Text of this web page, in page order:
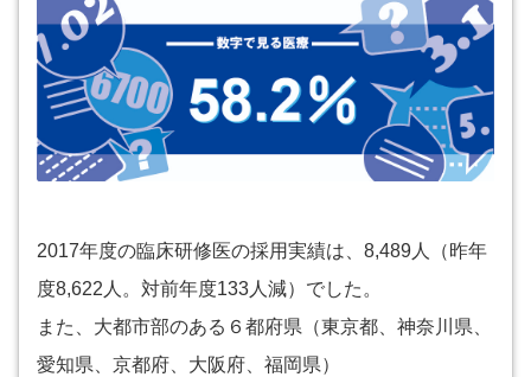
2017年度の臨床研修医の採用実績は、8,489人（昨年
度8,622人。対前年度133人減）でした。
また、大都市部のある６都府県（東京都、神奈川県、
愛知県、京都府、大阪府、福岡県）